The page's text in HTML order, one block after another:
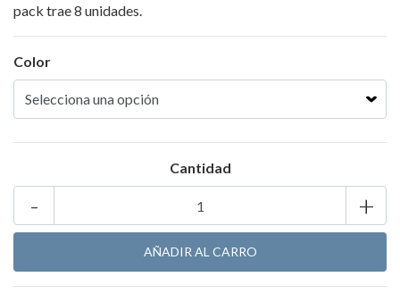
pack trae 8 unidades.
Color
Cantidad
+
-